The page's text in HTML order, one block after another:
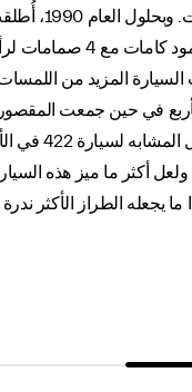
لكل أسطوانة
المزيد من اللمسات
كل منها بأربعة صمامات في سيارة